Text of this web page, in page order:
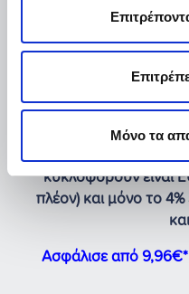
Μόνο τα
κυκλοφορούν είναι
πλέον) και μόνο το
Ασφάλισε από